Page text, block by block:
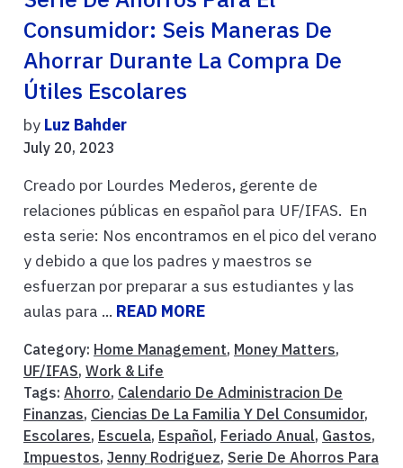
Consumidor: Seis Maneras De
Ahorrar Durante La Compra De
Útiles Escolares
by Luz Bahder
July 20, 2023
Creado por Lourdes Mederos, gerente de
relaciones públicas en español para UF/IFAS. En
esta serie: Nos encontramos en el pico del verano
y debido a que los padres y maestros se
esfuerzan por preparar a sus estudiantes y las
aulas para ... READ MORE
Category: Home Management, Money Matters,
UF/IFAS, Work & Life
Tags: Ahorro, Calendario De Administracion De
Finanzas, Ciencias De La Familia Y Del Consumidor,
Escolares, Escuela, Español, Feriado Anual, Gastos,
Impuestos, Jenny Rodriguez, Serie De Ahorros Para